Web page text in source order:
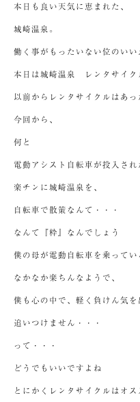
本日も良い天気に恵まれた、
城崎温泉。
働く事がもったいない位のいい
本日は城崎温泉 レンタサイク
以前からレンタサイクルはあっ
今回から、
何と
電動アシスト自転車が投入され
楽チンに城崎温泉を、
自転車で散策なんて・・・
なんて『粋』なんでしょう
僕の母が電動自転車を乗ってい
なかなか楽ちんなようで、
僕も心の中で、軽く負けん気を
追いつけません・・・
って・・・
どうでもいいですよね
とにかくレンタサイクルはオ